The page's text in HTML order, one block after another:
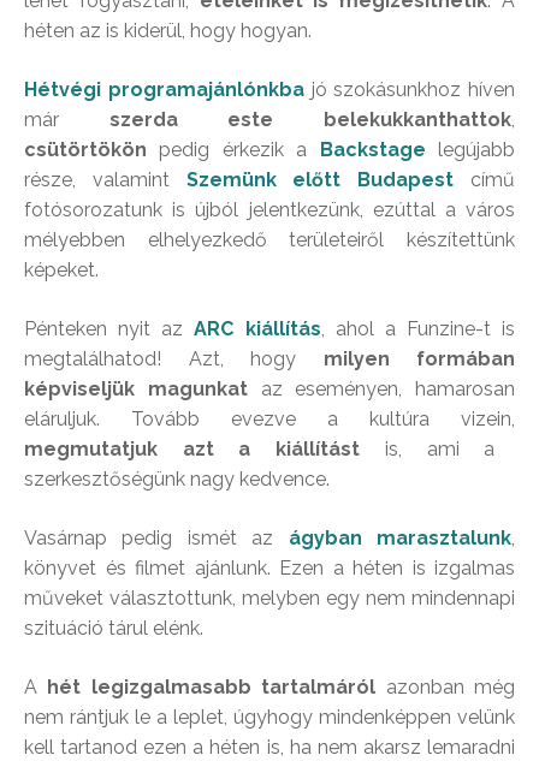
héten az is kiderül, hogy hogyan.
Hétvégi programajánlónkbajó szokásunkhoz híven
már szerda este belekukkanthattok,
csütörtökön pedig érkezik a Backstage
legújabb
része, valamint Szemünk előtt Budapest című
fotósorozatunk is újból jelentkezünk, ezúttal a város
mélyebben elhelyezkedő területeiről készítettünk
képeket.
Pénteken nyit azARC kiállítás, ahol a Funzine-t is
megtalálhatod! Azt, hogy milyen formában
képviseljük magunkataz eseményen, hamarosan
eláruljuk. Tovább evezve a kultúra vizein,
megmutatjuk azt a kiállítást is, ami a
szerkesztőségünk nagy kedvence.
Vasárnap pedig ismét az ágyban marasztalunk,
könyvet és filmet ajánlunk. Ezen a héten is izgalmas
műveket választottunk, melyben egy nem mindennapi
szituáció tárul elénk.
A hét legizgalmasabb tartalmáról azonban még
nem rántjuk le a leplet, úgyhogy mindenképpen velünk
kell tartanod ezen a héten is, ha nem akarsz lemaradni